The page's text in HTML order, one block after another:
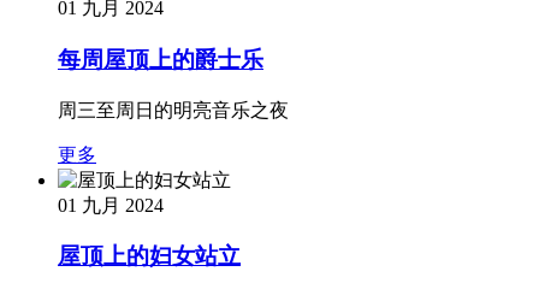
01 九月 2024
每周屋顶上的爵士乐
周三至周日的明亮音乐之夜
更多
01 九月 2024
屋顶上的妇女站立